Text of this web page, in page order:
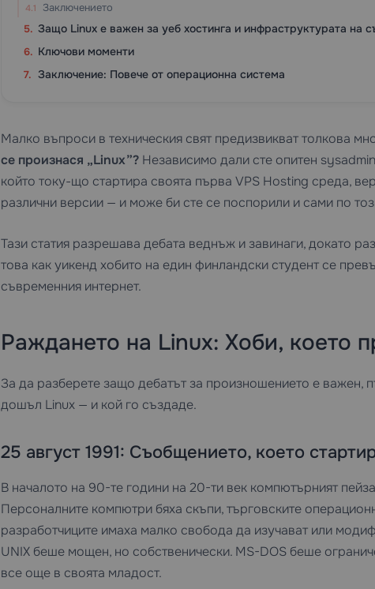
Заключението
Защо Linux е важен за уеб хостинга и инфраструктурата на
Ключови моменти
Заключение: Повече от операционна система
Малко въпроси в техническия свят предизвикват толкова
се произнася „Linux”?Независимо дали сте опитен
който току-що стартира своята първа VPS Hosting среда,
различни версии — и може би сте се поспорили и сами по
Тази статия разрешава дебата веднъж и завинаги, докато
това как уикенд хобито на един финландски студент се
съвременния интернет.
Раждането на Linux: Хоби, което
За да разберете защо дебатът за произношението е важен,
дошъл Linux — и кой го създаде.
25 август 1991: Съобщението, което
В началото на 90-те години на 20-ти век компютърният
Персоналните компютри бяха скъпи, търговските
разработчиците имаха малко свобода да изучават или
UNIX беше мощен, но собственически. MS-DOS беше
все още в своята младост.